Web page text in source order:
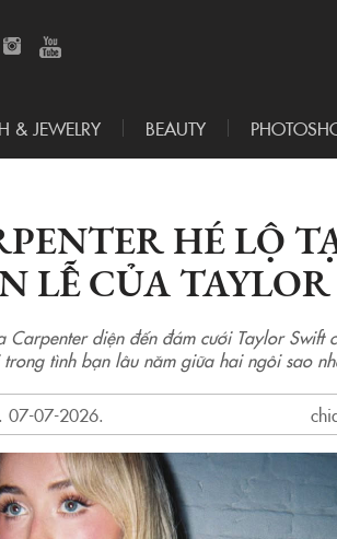
& JEWELRY BEAUTY
HÉ LỘ
LỄ CỦA
Carpenter diện đến đám cưới Taylor Swift
tình bạn lâu năm giữa hai ngôi sao
. 07-07-2026.